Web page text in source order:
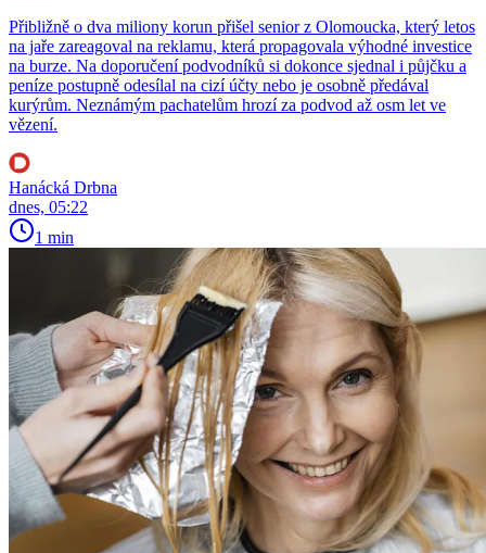
Přibližně o dva miliony korun přišel senior z Olomoucka, který letos
na jaře zareagoval na reklamu, která propagovala výhodné investice
na burze. Na doporučení podvodníků si dokonce sjednal i půjčku a
peníze postupně odesílal na cizí účty nebo je osobně předával
kurýrům. Neznámým pachatelům hrozí za podvod až osm let ve
vězení.
Hanácká Drbna
dnes, 05:22
1 min